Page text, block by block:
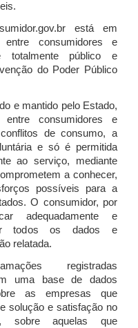
está em
consumidores e
totalmente público e
do Poder Público
e mantido pelo Estado,
consumidores e
de consumo, a
e só é permitida
ao serviço, mediante
a conhecer,
possíveis para a
O consumidor, por
adequadamente e
todos os dados e
relatada.
registradas
uma base de dados
as empresas que
solução e satisfação no
sobre aquelas que